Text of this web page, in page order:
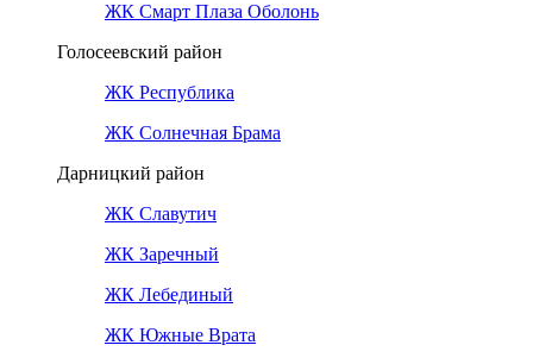
ЖК Смарт Плаза Оболонь
Голосеевский район
ЖК Республика
ЖК Солнечная Брама
Дарницкий район
ЖК Славутич
ЖК Заречный
ЖК Лебединый
ЖК Южные Врата